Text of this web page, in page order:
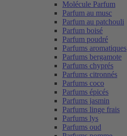
Molécule Parfum
Parfum au musc
Parfum au patchouli
Parfum boisé
Parfum poudré
Parfums aromatiques
Parfums bergamote
Parfums chyprés
Parfums citronnés
Parfums coco
Parfums épicés
Parfums jasmin
Parfums linge frais
Parfums lys
Parfums oud